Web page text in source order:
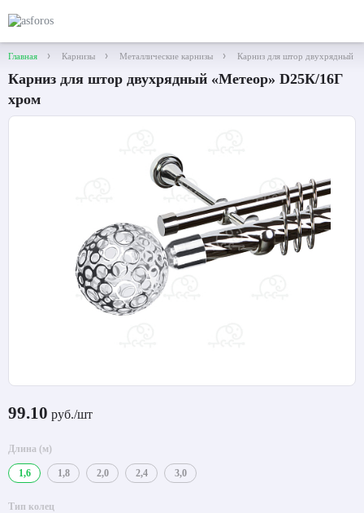
Главная Карнизы Металлические карнизы Карниз для штор двухрядный
Карниз для штор двухрядный «Метеор» D25К/16Г
хром
99.10 руб./шт
Длина (м)
1,6 1,8 2,0 2,4 3,0
Тип колец